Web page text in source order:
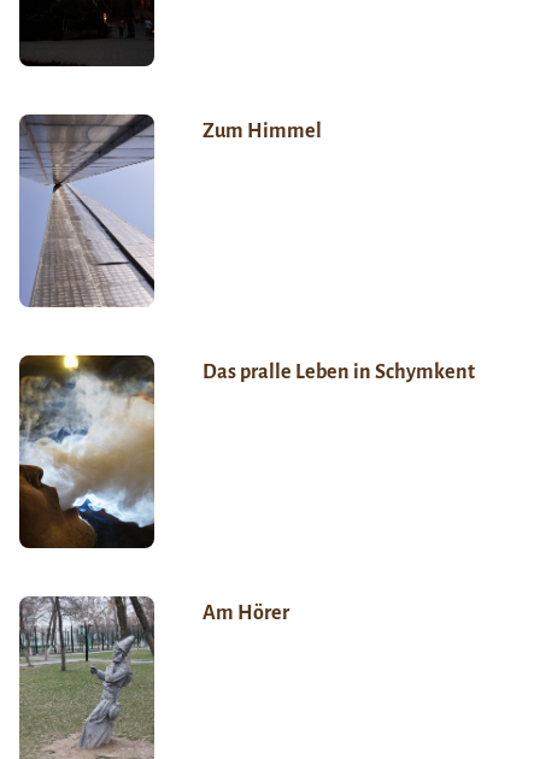
Zum Himmel
Das pralle Leben in Schymkent
Am Hörer